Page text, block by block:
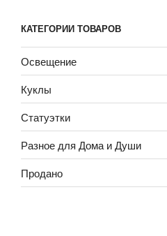
КАТЕГОРИИ ТОВАРОВ
Освещение
Куклы
Статуэтки
Разное для Дома и Души
Продано